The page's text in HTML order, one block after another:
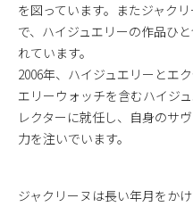
を図っています。またジャク
で、ハイジュエリーの作品ひ
れています。
2006年、ハイジュエリーとエ
エリーウォッチを含むハイジ
レクターに就任し、自身のサ
力を注いでいます。
ジャクリーヌは長い年月をか